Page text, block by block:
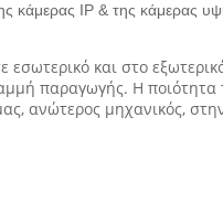
κάμερας IP & της κάμερας
και στο
παραγωγής. Η ποιότητα
ανώτερος μηχανικός,